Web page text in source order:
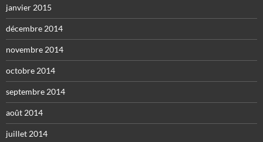
janvier 2015
décembre 2014
novembre 2014
octobre 2014
septembre 2014
août 2014
juillet 2014